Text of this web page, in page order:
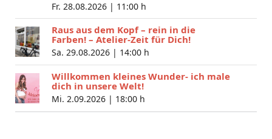
Fr. 28.08.2026 | 11:00 h
Raus aus dem Kopf – rein in die
Farben! – Atelier-Zeit für Dich!
Sa. 29.08.2026 | 14:00 h
Willkommen kleines Wunder- ich male
dich in unsere Welt!
Mi. 2.09.2026 | 18:00 h